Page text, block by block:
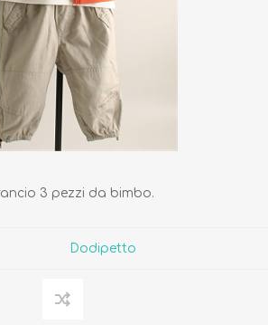
3 pezzi da bimbo.
Dodipetto